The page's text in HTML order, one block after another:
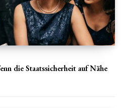
die Staatssicherheit auf Nähe